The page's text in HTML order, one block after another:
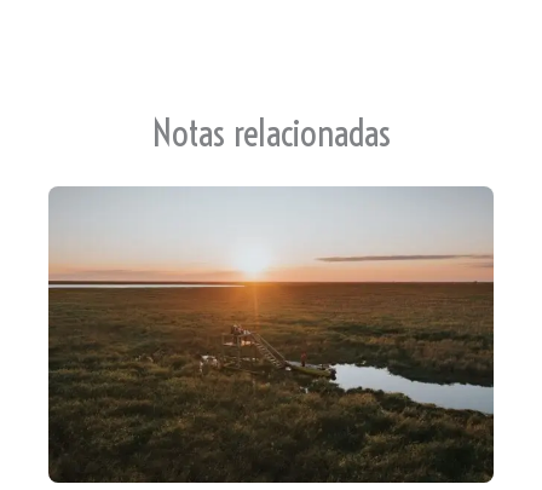
te
Notas relacionadas